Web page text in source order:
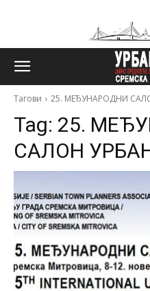
Тагови 25. МЕЂУНАРОДНИ
Tag: 25.
САЛОН